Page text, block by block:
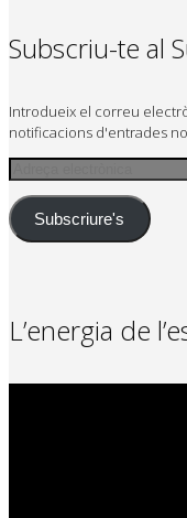
Subscriu-te al
Introdueix el correu
notificacions d'entrades
Adreça
electrònica
Subscriure's
L’energia de